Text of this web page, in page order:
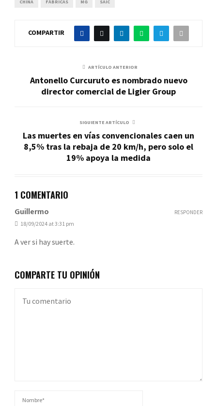
CHINA FÁBRICAS MG SAIC
COMPARTIR
ARTÍCULO ANTERIOR
Antonello Curcuruto es nombrado nuevo
director comercial de Ligier Group
SIGUIENTE ARTÍCULO
Las muertes en vías convencionales caen un
8,5% tras la rebaja de 20 km/h, pero solo el
19% apoya la medida
1 COMENTARIO
Guillermo
18/09/2024 at 3:31 pm
A ver si hay suerte.
RESPONDER
COMPARTE TU OPINIÓN